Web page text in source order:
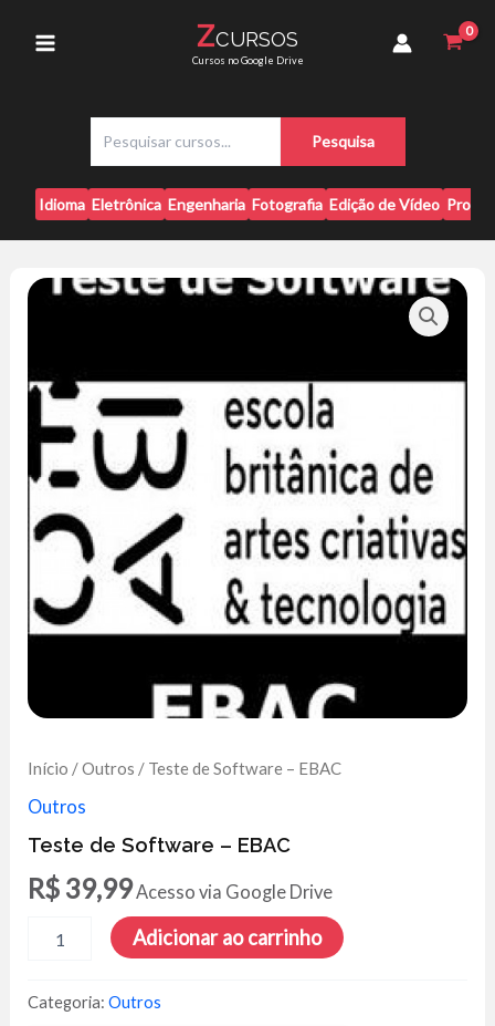
Menu
ZCURSOS
Cursos no Google Drive
s
q
u
i
a
Pesquisa
Idioma Eletrônica Engenharia Fotografia Edição de Vídeo
Início /Outros / Teste de Software – EBAC
Outros
Teste de Software – EBAC
R$ 39,99Acesso via Google Drive
-
EBAC
Adicionar ao carrinho
Categoria:Outros
EBAC